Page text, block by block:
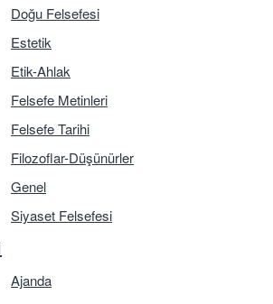
Doğu Felsefesi
Estetik
Etik-Ahlak
Felsefe Metinleri
Felsefe Tarihi
Filozoflar-Düşünürler
Genel
Siyaset Felsefesi
Ajanda